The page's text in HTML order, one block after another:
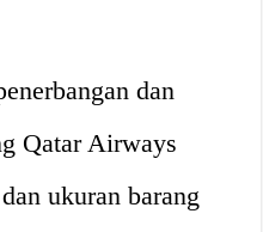
dan
Qatar Airways
ukuran barang